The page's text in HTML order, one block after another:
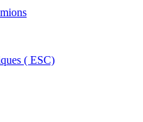
( ESC)